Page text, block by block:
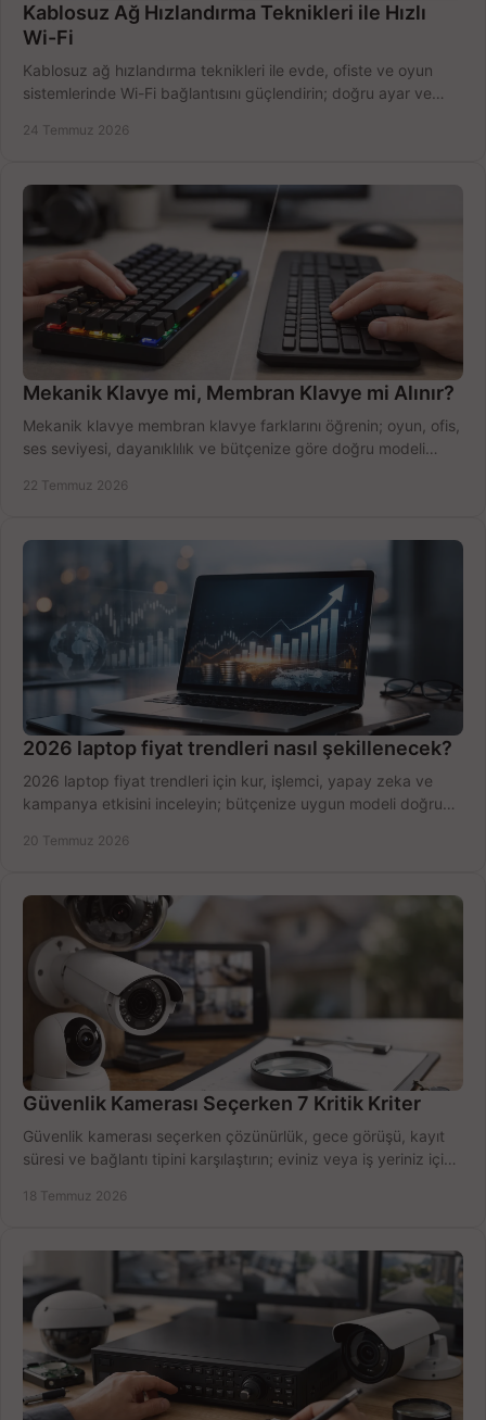
Kablosuz Ağ Hızlandırma Teknikleri ile Hızlı
Wi-Fi
Kablosuz ağ hızlandırma teknikleri ile evde, ofiste ve oyun
sistemlerinde Wi-Fi bağlantısını güçlendirin; doğru ayar ve
24 Temmuz 2026
Mekanik Klavye mi, Membran Klavye mi Alınır?
Mekanik klavye membran klavye farklarını öğrenin; oyun, ofis,
ses seviyesi, dayanıklılık ve bütçenize göre doğru modeli
22 Temmuz 2026
2026 laptop fiyat trendleri nasıl şekillenecek?
2026 laptop fiyat trendleri için kur, işlemci, yapay zeka ve
kampanya etkisini inceleyin; bütçenize uygun modeli doğru
20 Temmuz 2026
Güvenlik Kamerası Seçerken 7 Kritik Kriter
Güvenlik kamerası seçerken çözünürlük, gece görüşü, kayıt
süresi ve bağlantı tipini karşılaştırın; eviniz veya iş yeriniz için
18 Temmuz 2026